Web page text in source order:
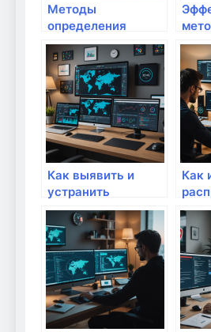
Методы
определения
подозрительной
активности в
домашней сети:
защита ваших
данных и
устройств
Как выявить и
устранить
уязвимости в
домашней сети:
полный гид для
безопасного
интернет-
пространства
Как